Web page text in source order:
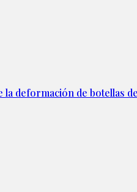
deformación de botellas